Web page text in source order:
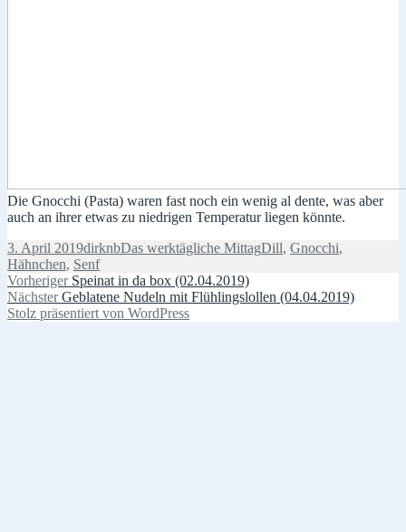
Die Gnocchi (Pasta) waren fast noch ein wenig al dente, was aber
auch an ihrer etwas zu niedrigen Temperatur liegen könnte.
Veröffentlicht
am
3. April 2019Autor
dirknbKategorien
Das werktägliche MittagSchlagwörter
Dill, Gnocchi,
Hähnchen, Senf
Beitragsnavigation
Vorheriger Vorheriger
Beitrag:
Speinat in da box (02.04.2019)
Nächster Nächster
Beitrag:
Geblatene Nudeln mit Flühlingslollen (04.04.2019)
Stolz präsentiert von WordPress